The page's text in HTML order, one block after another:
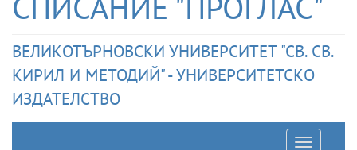
ВЕЛИКОТЪРНОВСКИ УНИВЕРСИТЕТ "СВ. СВ.
КИРИЛ И МЕТОДИЙ" - УНИВЕРСИТЕТСКО
ИЗДАТЕЛСТВО